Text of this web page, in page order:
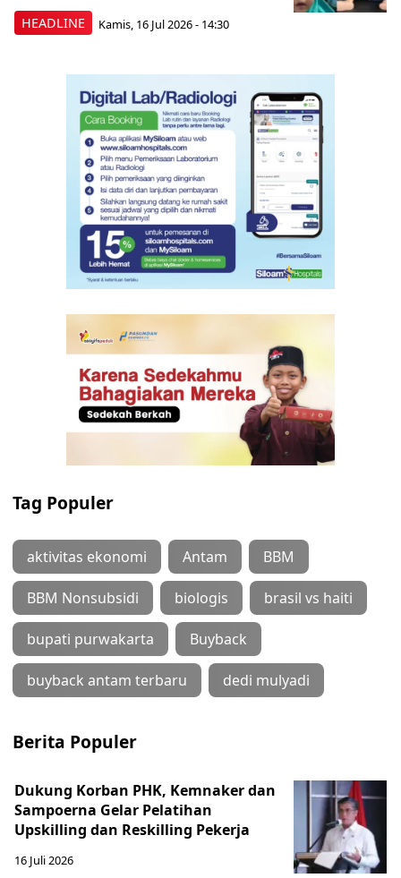
HEADLINE Kamis, 16 Jul 2026 - 14:30
Tag Populer
aktivitas ekonomi Antam BBM
BBM Nonsubsidi biologis brasil vs haiti
bupati purwakarta Buyback
buyback antam terbaru dedi mulyadi
Berita Populer
Dukung Korban PHK, Kemnaker dan
Sampoerna Gelar Pelatihan
Upskilling dan Reskilling Pekerja
16 Juli 2026